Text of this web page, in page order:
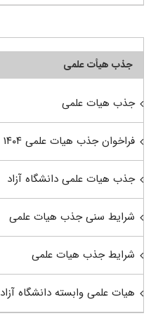
جذب هیأت علمی
جذب هیات علمی
فراخوان جذب هیات علمی ۱۴۰۴
جذب هیات علمی دانشگاه آزاد
شرایط سنی جذب هیات علمی
شرایط جذب هیات علمی
هیات علمی وابسته دانشگاه آزاد